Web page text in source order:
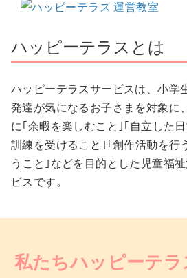
ハッピーテラスとは
ハッピーテラスサービスは、小学
発達が気になるお子さまを対象に
に｢余暇を楽しむこと｣｢自立した
訓練を受けること｣｢創作活動を行
うこと｣などを目的とした児童福
ビスです。
私たちハッピーテ